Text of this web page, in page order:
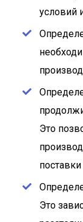
условий
Это
Это